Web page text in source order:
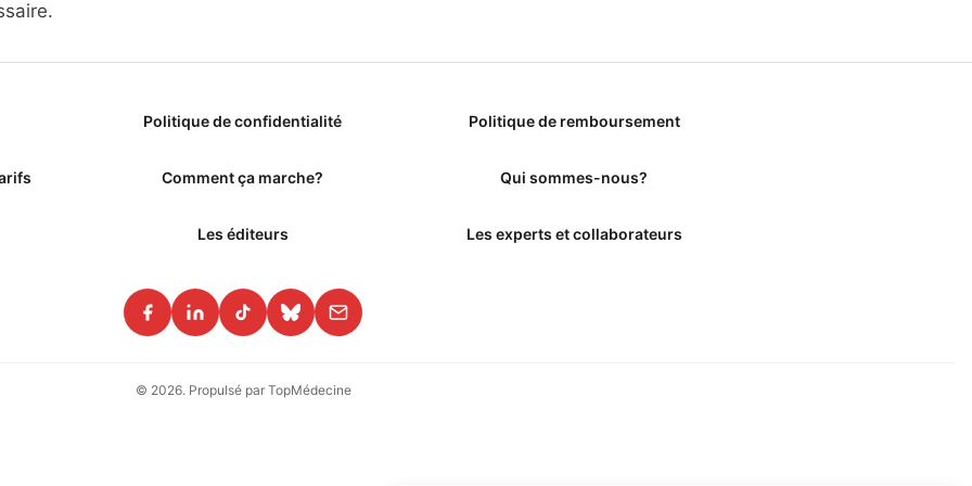
Politique de confidentialité Politique de remboursement
Comment ça marche? Qui sommes-nous?
Les éditeurs Les experts et collaborateurs
© 2026. Propulsé par TopMédecine